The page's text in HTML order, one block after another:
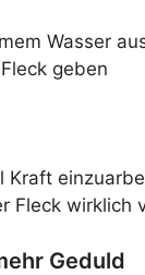
Wasser
geben
Fleck wirklich
Geduld